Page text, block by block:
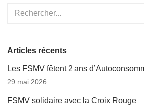
Articles récents
Les FSMV fêtent 2 ans
29 mai 2026
FSMV solidaire avec la Croix Rouge